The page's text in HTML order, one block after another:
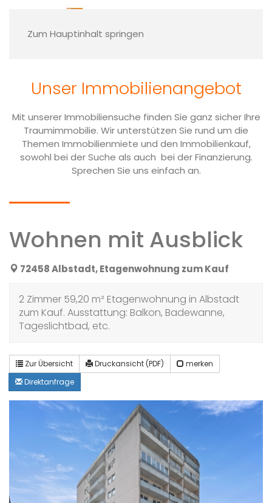
Zum Hauptinhalt springen
Finden Sie Ihre
Traumimmobilie
nach einem passenden Grundstück? Dann
werfen Sie ein Blick auf unsere
Immobilienangebote!
Nehmen Sie Kontakt mit uns auf
Unser Immobilien­angebot
Mit unserer Immobiliensuche finden Sie ganz sicher Ihre
Traumimmobilie. Wir unterstützen Sie rund um die
Themen Immobilienmiete und den Immobilienkauf,
sowohl bei der Suche als auch bei der Finanzierung.
Sprechen Sie uns einfach an.
Wohnen mit Ausblick
72458 Albstadt, Etagenwohnung zum Kauf
2 Zimmer 59,20 m² Etagenwohnung in Albstadt
zum Kauf. Ausstattung: Balkon, Badewanne,
Tageslichtbad, etc.
Zur Übersicht Druckansicht (PDF)
merken
Direktanfrage